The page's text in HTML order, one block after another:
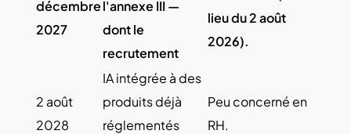
décembre
2027
l'annexe III —
dont le
recrutement
lieu du 2 août
2026).
2 août
2028
IA intégrée à des
produits déjà
réglementés
Peu concerné en
RH.